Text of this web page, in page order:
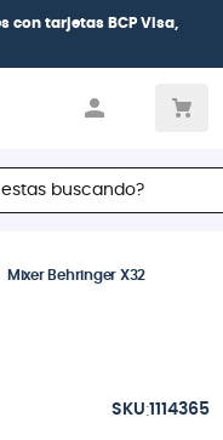
con tarjetas BCP Visa,
buscando?
Mixer Behringer X32
:1114365